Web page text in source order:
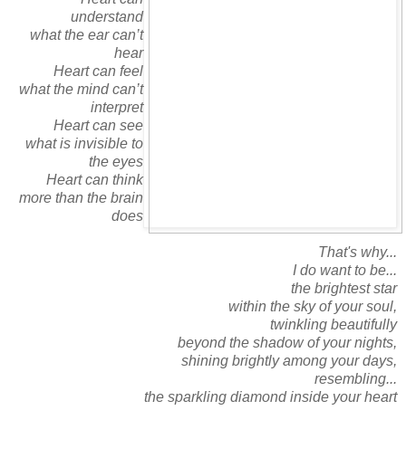
understand
what the ear can’t
hear
Heart can feel
what the mind can’t
interpret
Heart can see
what is invisible to
the eyes
Heart can think
more than the brain
does
That's why...
I do want to be...
the brightest star
within the sky of your soul,
twinkling beautifully
beyond the shadow of your nights,
shining brightly among your days,
resembling...
the sparkling diamond inside your heart